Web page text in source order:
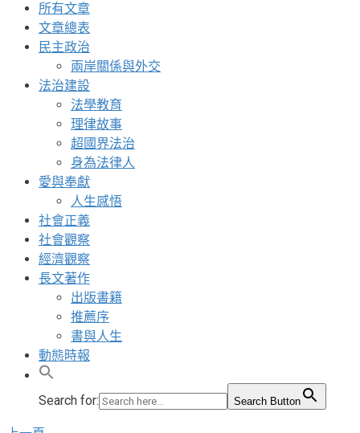
所有文章
文章總表
民主政治
兩岸關係與外交
法治建設
法學教育
理律故事
超國界法治
身為法律人
愛與奉獻
人生感悟
社會正義
社會觀察
經濟觀察
長文著作
出版書籍
推薦序
書與人生
動態時報
Search for: Search Button